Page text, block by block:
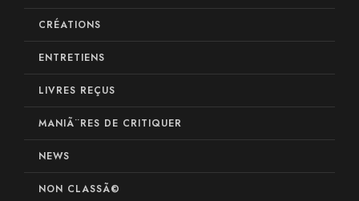
CRÉATIONS
ENTRETIENS
LIVRES REÇUS
MANIÃ¨RES DE CRITIQUER
NEWS
NON CLASSÃ©